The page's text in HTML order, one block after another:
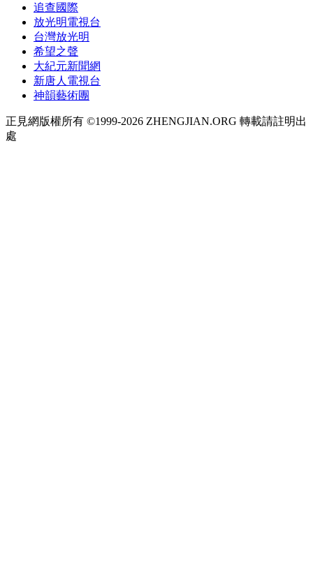
追查國際
放光明電視台
台灣放光明
希望之聲
大紀元新聞網
新唐人電視台
神韻藝術團
正見網版權所有 ©1999-2026 ZHENGJIAN.ORG 轉載請註明出
處